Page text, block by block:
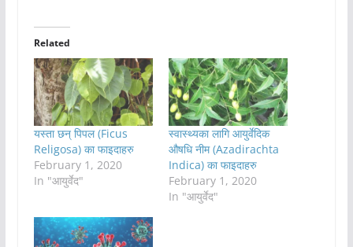
Related
यस्ता छन् पिपल (Ficus
Religosa) का फाइदाहरु
February 1, 2020
In "आयुर्वेद"
स्वास्थ्यका लागि आयुर्वेदिक
औषधि नीम (Azadirachta
Indica) का फाइदाहरु
February 1, 2020
In "आयुर्वेद"